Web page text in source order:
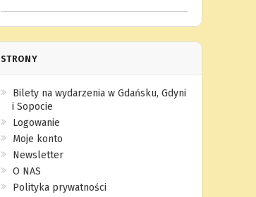
STRONY
Bilety na wydarzenia w Gdańsku, Gdyni
i Sopocie
Logowanie
Moje konto
Newsletter
O NAS
Polityka prywatności